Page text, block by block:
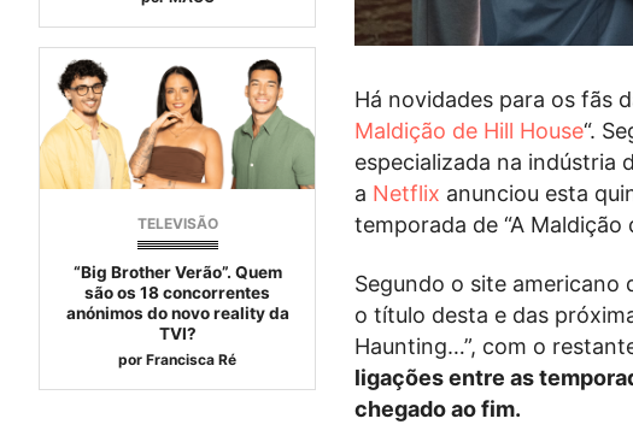
TELEVISÃO
“Big Brother Verão”. Quem
são os 18 concorrentes
anónimos do novo reality da
TVI?
por Francisca Ré
Há novidades para os fãs
Maldição de Hill House“.
especializada na indústria
a Netflix anunciou esta
temporada de “A Maldição
Segundo o site americano
o título desta e das
Haunting…”, com o
ligações entre as
chegado ao fim.